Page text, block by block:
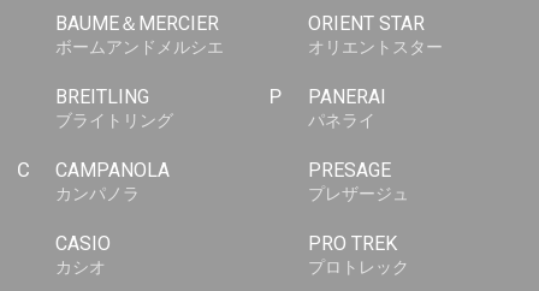
BAUME＆MERCIER
ボームアンドメルシエ
BREITLING
ブライトリング
C CAMPANOLA
カンパノラ
CASIO
カシオ
ORIENT STAR
オリエントスター
P PANERAI
パネライ
PRESAGE
プレザージュ
PRO TREK
プロトレック